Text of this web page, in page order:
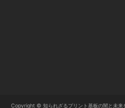
Copyright © 知られざるプリント基板の闇と未